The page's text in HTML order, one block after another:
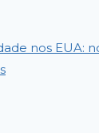
nos EUA: